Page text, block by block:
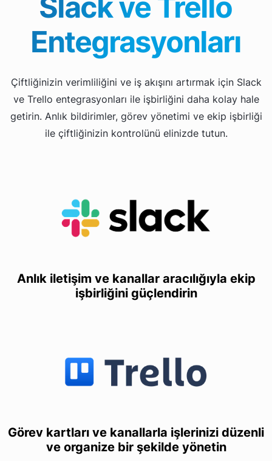
Entegrasyonları
Çiftliğinizin verimliliğini ve iş akışını artırmak için Slack
ve Trello entegrasyonları ile işbirliğini daha kolay hale
getirin. Anlık bildirimler, görev yönetimi ve ekip işbirliği
ile çiftliğinizin kontrolünü elinizde tutun.
Anlık iletişim ve kanallar aracılığıyla ekip
işbirliğini güçlendirin
Görev kartları ve kanallarla işlerinizi düzenli
ve organize bir şekilde yönetin